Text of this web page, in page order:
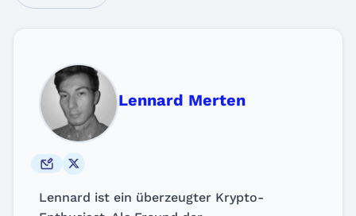
Lennard Merten
Lennard ist ein überzeugter Krypto-